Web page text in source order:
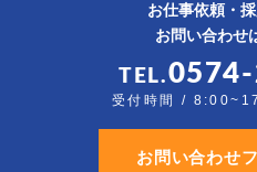
お仕事依頼・
お問い合わせ
TEL.
受付時間 /
お問い合わせ